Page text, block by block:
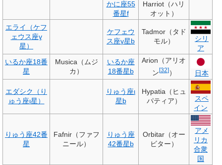
かに座55
番星f
Harriot（ハリ
オット）
エライ（ケフ
ェウス座γ
星）
ケフェウ
ス座γ星b
Tadmor（タド
モル）
シリ
ア
いるか座18番
星
Musica（ムジ
カ）
いるか座
18番星b
Arion（アリオ
ン[32]） 日本
エダシク（り
ゅう座ι星）
りゅう座ι
星b
Hypatia（ヒュ
パティア）
スペ
イン
りゅう座42番
星
Fafnir（ファフ
ニール）
りゅう座
42番星b
Orbitar（オー
ビター）
アメ
リカ
合衆
国